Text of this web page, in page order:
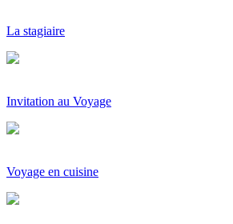
La stagiaire
Invitation au Voyage
Voyage en cuisine